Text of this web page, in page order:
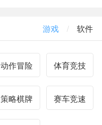
游戏 / 软件
动作冒险 体育竞技
策略棋牌 赛车竞速